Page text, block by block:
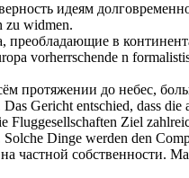
идеям
zu widmen.
преобладающие в
vorherrschende n
протяжении до небес,
Das Gericht entschied, dass
Fluggesellschaften Ziel
Solche Dinge werden den
частной собственности.